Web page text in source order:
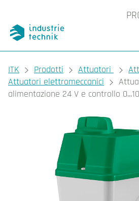
You are here:
ITK Prodotti Attuatori
Attuatori elettromeccanici
alimentazione 24 V e controllo